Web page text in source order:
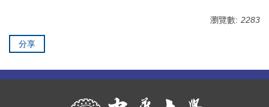
瀏覽數: 2283
分享